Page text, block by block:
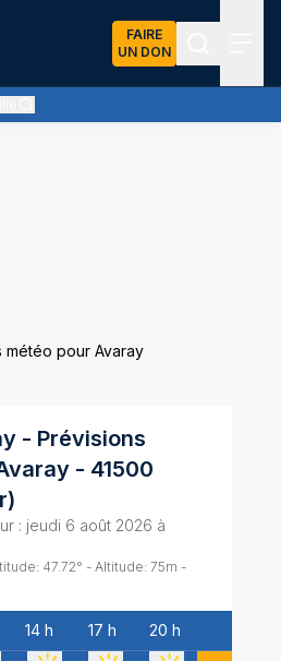
FAIRE
UN DON
pas de nuages et un soleil omniprésent
météo pour Avaray
- Prévisions
- 41500
)
: jeudi 6 août 2026 à
47.72° - Altitude: 75m -
14 h 17 h 20 h